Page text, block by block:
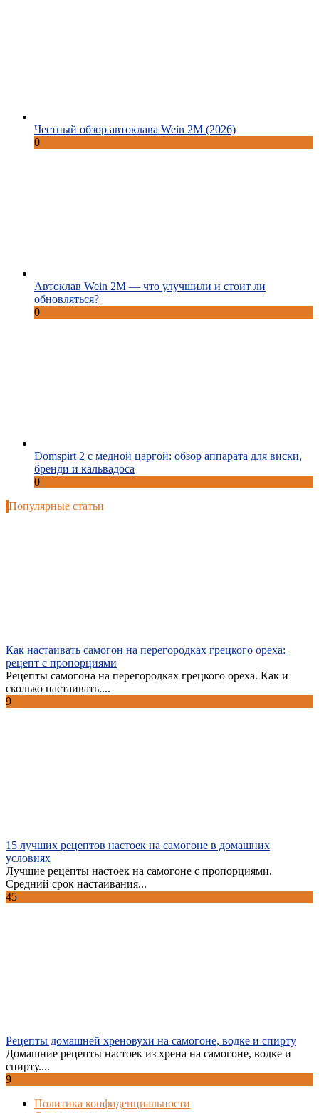
Честный обзор автоклава Wein 2M (2026)
0
Автоклав Wein 2M — что улучшили и стоит ли
обновляться?
0
Domspirt 2 с медной царгой: обзор аппарата для виски,
бренди и кальвадоса
0
Популярные статьи
Как настаивать самогон на перегородках грецкого ореха:
рецепт с пропорциями
Рецепты самогона на перегородках грецкого ореха. Как и
сколько настаивать....
9
15 лучших рецептов настоек на самогоне в домашних
условиях
Лучшие рецепты настоек на самогоне с пропорциями.
Средний срок настаивания...
45
Рецепты домашней хреновухи на самогоне, водке и спирту
Домашние рецепты настоек из хрена на самогоне, водке и
спирту....
9
Политика конфиденциальности